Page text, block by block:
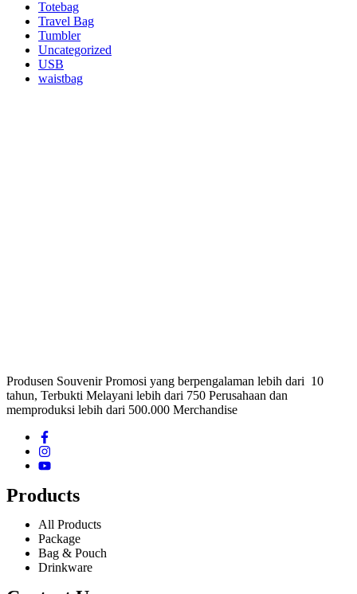
Totebag
Travel Bag
Tumbler
Uncategorized
USB
waistbag
Produsen Souvenir Promosi yang berpengalaman lebih dari 10
tahun, Terbukti Melayani lebih dari 750 Perusahaan dan
memproduksi lebih dari 500.000 Merchandise
Products
All Products
Package
Bag & Pouch
Drinkware